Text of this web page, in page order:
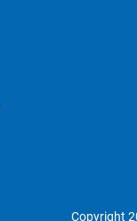
Copyright